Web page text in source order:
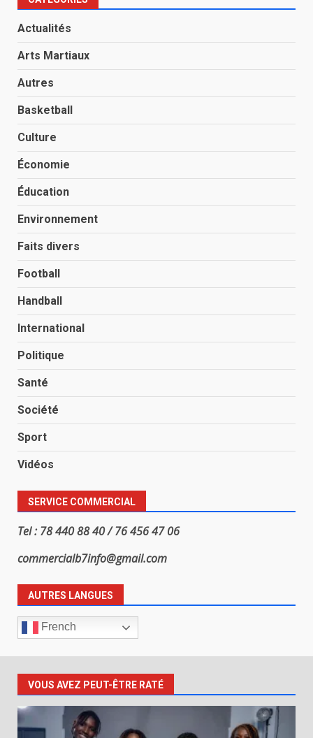
Actualités
Arts Martiaux
Autres
Basketball
Culture
Économie
Éducation
Environnement
Faits divers
Football
Handball
International
Politique
Santé
Société
Sport
Vidéos
SERVICE COMMERCIAL
Tel : 78 440 88 40 / 76 456 47 06
commercialb7info@gmail.com
AUTRES LANGUES
French
VOUS AVEZ PEUT-ÊTRE RATÉ